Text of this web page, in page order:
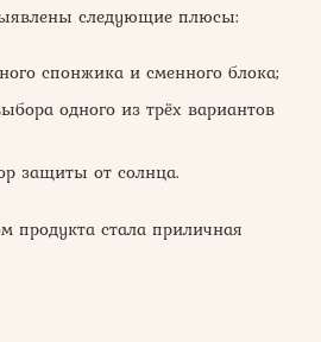
следующие плюсы:
спонжика и сменного блока;
одного из трёх вариантов
защиты от солнца.
продукта стала приличная